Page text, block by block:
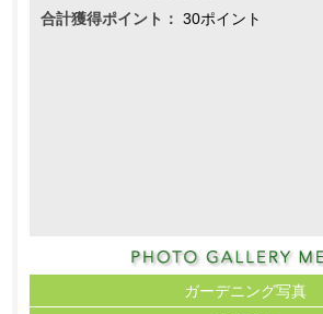
合計獲得ポイント： 30ポイント
ガーデニング写真